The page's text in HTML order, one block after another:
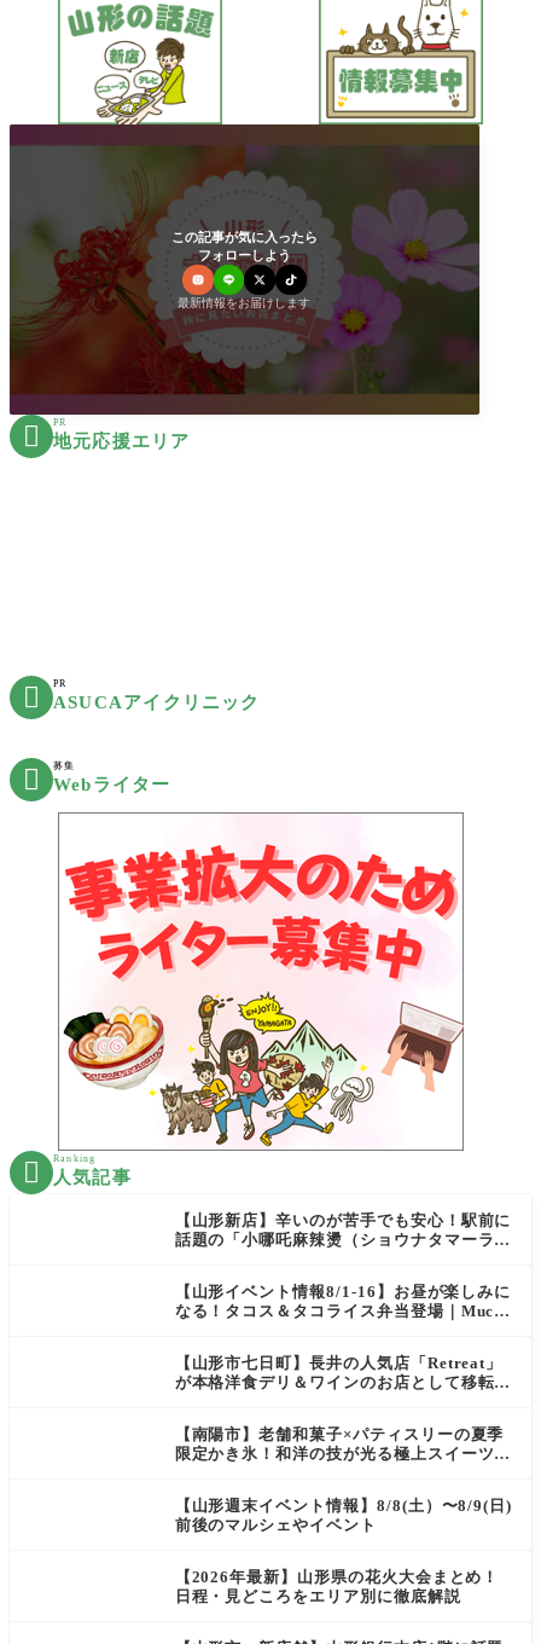
この記事が気に入ったら
フォローしよう
最新情報をお届けします
 PR
地元応援エリア
 PR
ASUCAアイクリニック
 募集
Webライター
 Ranking
人気記事
【山形新店】辛いのが苦手でも安心！駅前に
話題の「小哪吒麻辣燙（ショウナタマーラー
【山形イベント情報8/1-16】お昼が楽しみに
なる！タコス＆タコライス弁当登場｜Mucha
【山形市七日町】長井の人気店「Retreat」
が本格洋食デリ＆ワインのお店として移転オ
【南陽市】老舗和菓子×パティスリーの夏季
限定かき氷！和洋の技が光る極上スイーツ｜
【山形週末イベント情報】8/8(土）〜8/9(日)
前後のマルシェやイベント
【2026年最新】山形県の花火大会まとめ！
日程・見どころをエリア別に徹底解説